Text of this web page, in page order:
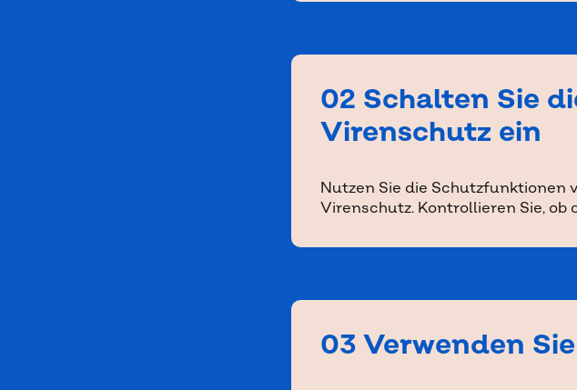
02 Schalten Sie
Virenschutz ein
Nutzen Sie die Schutzfunktionen
Virenschutz. Kontrollieren Sie, ob
03 Verwenden